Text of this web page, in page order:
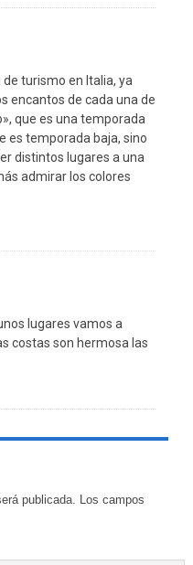
turismo en Italia, ya
encantos de cada una de
que es una temporada
es temporada baja, sino
distintos lugares a una
admirar los colores
lugares vamos a
costas son hermosa las
publicada. Los campos